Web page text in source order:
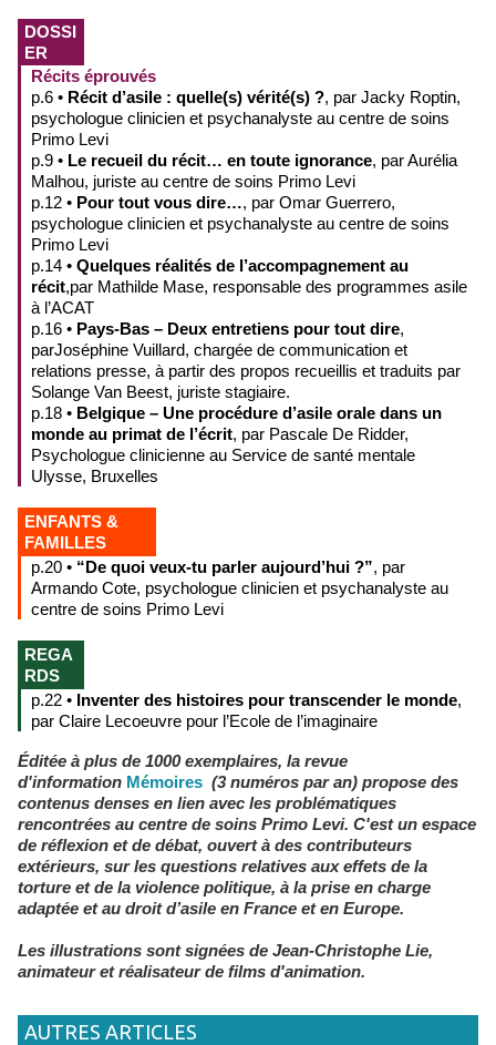
DOSSI
ER
Récits éprouvés
p.6 • Récit d’asile : quelle(s) vérité(s) ?, par Jacky Roptin,
psychologue clinicien et psychanalyste au centre de soins
Primo Levi
p.9 • Le recueil du récit… en toute ignorance, par Aurélia
Malhou, juriste au centre de soins Primo Levi
p.12 • Pour tout vous dire…, par Omar Guerrero,
psychologue clinicien et psychanalyste au centre de soins
Primo Levi
p.14 • Quelques réalités de l’accompagnement au
récit,par Mathilde Mase, responsable des programmes asile
à l’ACAT
p.16 • Pays-Bas – Deux entretiens pour tout dire,
parJoséphine Vuillard, chargée de communication et
relations presse, à partir des propos recueillis et traduits par
Solange Van Beest, juriste stagiaire.
p.18 • Belgique – Une procédure d’asile orale dans un
monde au primat de l’écrit, par Pascale De Ridder,
Psychologue clinicienne au Service de santé mentale
Ulysse, Bruxelles
ENFANTS &
FAMILLES
p.20 • “De quoi veux-tu parler aujourd’hui ?”, par
Armando Cote, psychologue clinicien et psychanalyste au
centre de soins Primo Levi
REGA
RDS
p.22 • Inventer des histoires pour transcender le monde,
par Claire Lecoeuvre pour l’Ecole de l’imaginaire
Éditée à plus de 1000 exemplaires, la revue
d'information Mémoires (3 numéros par an) propose des
contenus denses en lien avec les problématiques
rencontrées au centre de soins Primo Levi. C'est un espace
de réflexion et de débat, ouvert à des contributeurs
extérieurs, sur les questions relatives aux effets de la
torture et de la violence politique, à la prise en charge
adaptée et au droit d’asile en France et en Europe.
Les illustrations sont signées de Jean-Christophe Lie,
animateur et réalisateur de films d'animation.
AUTRES ARTICLES